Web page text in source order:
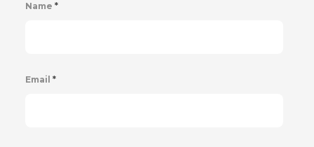
Name *
Email *